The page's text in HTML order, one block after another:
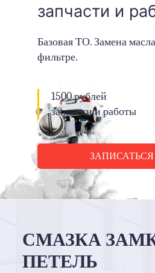
запчасти и
Базовая ТО. Замена
фильтре.
1500 рублей
запчасти и работы
ЗАПИСАТЬСЯ
СМАЗКА
ПЕТЕЛЬ